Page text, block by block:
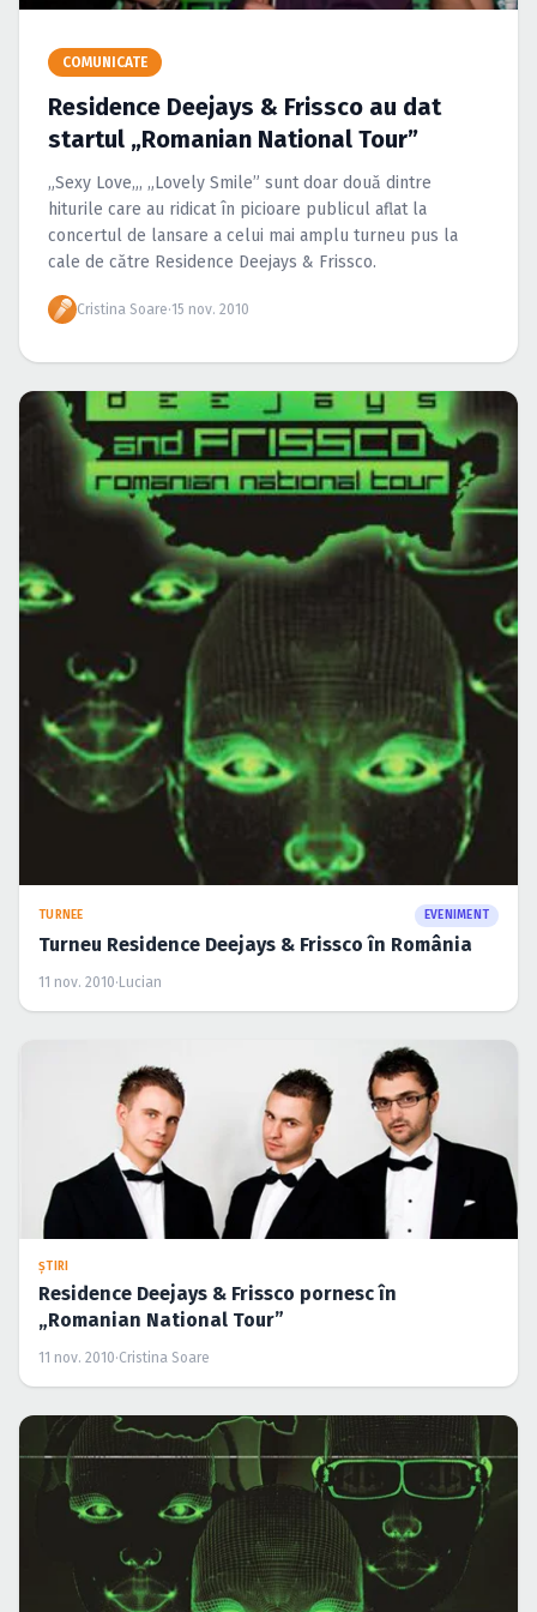
Caută în site...
COMUNICATE
Residence Deejays & Frissco au dat
startul „Romanian National Tour”
„Sexy Love„, „Lovely Smile” sunt doar două dintre
hiturile care au ridicat în picioare publicul aflat la
concertul de lansare a celui mai amplu turneu pus la
cale de către Residence Deejays & Frissco.
Cristina Soare·15 nov. 2010
TURNEE EVENIMENT
Turneu Residence Deejays & Frissco în România
11 nov. 2010·Lucian
ŞTIRI
Residence Deejays & Frissco pornesc în
„Romanian National Tour”
11 nov. 2010·Cristina Soare